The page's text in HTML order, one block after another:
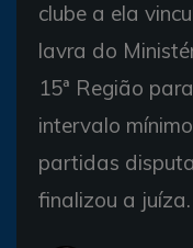
clube a ela
lavra do
15ª Região
intervalo
partidas
finalizou a juíza.